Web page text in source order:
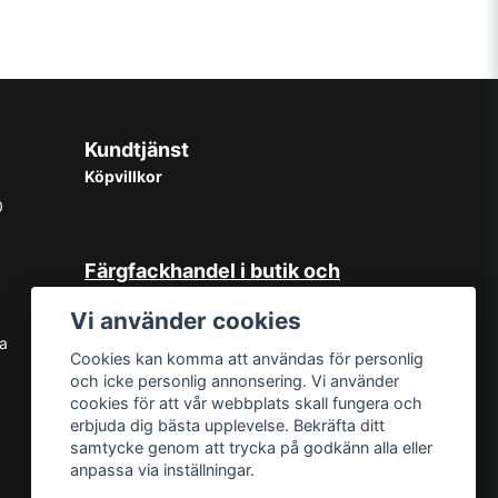
Kundtjänst
Köpvillkor
Färgfackhandel i butik och
Hos oss på Norrlandsfärg har det
sedan starten 1965 varit självklart
med god kundservice. Du kan känna
dig trygg med köp hos oss oavsett
om det är i butiken i Sundsvall eller
online. Det går lika bra att kontakta
oss via mail eller per telefon. Vår butik
Vi använder cookies
Cookies kan komma att användas för personlig
och icke personlig annonsering. Vi använder
cookies för att vår webbplats skall fungera och
erbjuda dig bästa upplevelse. Bekräfta ditt
samtycke genom att trycka på godkänn alla eller
anpassa via inställningar.